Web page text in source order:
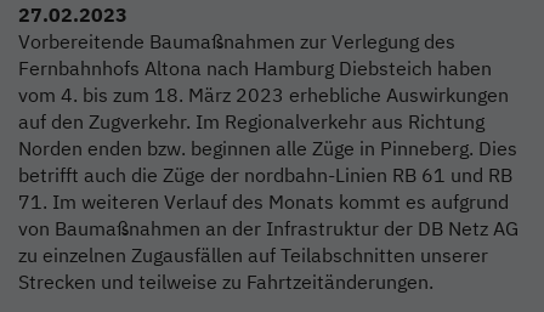
27.02.2023
Vorbereitende Baumaßnahmen zur Verlegung des
Fernbahnhofs Altona nach Hamburg Diebsteich haben
vom 4. bis zum 18. März 2023 erhebliche Auswirkungen
auf den Zugverkehr. Im Regionalverkehr aus Richtung
Norden enden bzw. beginnen alle Züge in Pinneberg. Dies
betrifft auch die Züge der nordbahn-Linien RB 61 und RB
71. Im weiteren Verlauf des Monats kommt es aufgrund
von Baumaßnahmen an der Infrastruktur der DB Netz AG
zu einzelnen Zugausfällen auf Teilabschnitten unserer
Strecken und teilweise zu Fahrtzeitänderungen.